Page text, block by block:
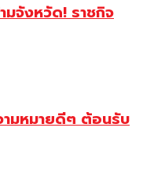
มจังหวัด! ราชกิจ
มหมายดีๆ ต้อนรับ